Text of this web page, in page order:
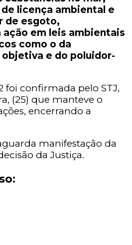
licença ambiental e
de esgoto,
em leis ambientais
como o da
e do poluidor-
foi confirmada pelo STJ,
(25) que manteve o
encerrando a
manifestação da
da Justiça.